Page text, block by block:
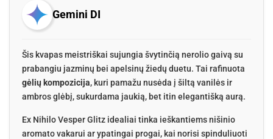
Gemini DI
Šis kvapas meistriškai sujungia švytinčią nerolio gaivą su
prabangiu jazminų bei apelsinų žiedų duetu. Tai rafinuota
gėlių kompozicija, kuri pamažu nusėda į šiltą vanilės ir
ambros glėbį, sukurdama jaukią, bet itin elegantišką aurą.
Ex Nihilo Vesper Glitz idealiai tinka ieškantiems nišinio
aromato vakarui ar ypatingai progai, kai norisi spinduliuoti